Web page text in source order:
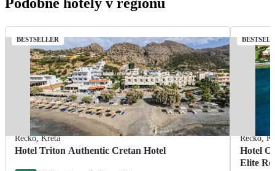
BESTSELLER
Řecko,Kréta
Hotel Triton Authentic Cretan Hotel
Řecko,
Hotel
Elite